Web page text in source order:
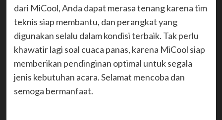
dari MiCool, Anda dapat merasa tenang karena tim
teknis siap membantu, dan perangkat yang
digunakan selalu dalam kondisi terbaik. Tak perlu
khawatir lagi soal cuaca panas, karena MiCool siap
memberikan pendinginan optimal untuk segala
jenis kebutuhan acara. Selamat mencoba dan
semoga bermanfaat.